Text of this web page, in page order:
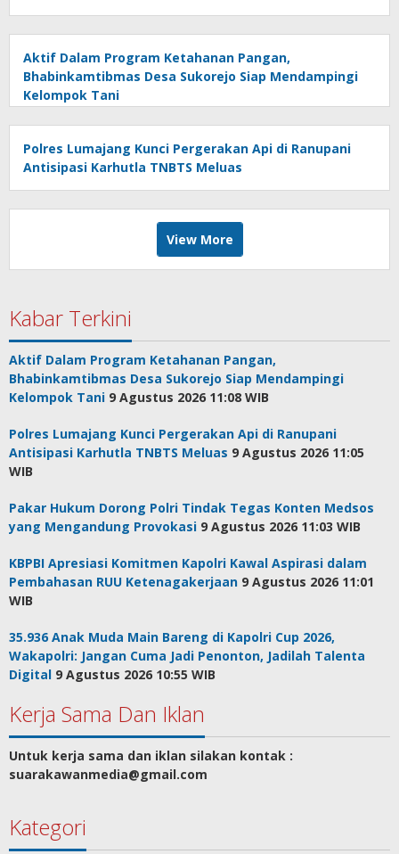
Aktif Dalam Program Ketahanan Pangan,
Bhabinkamtibmas Desa Sukorejo Siap Mendampingi
Kelompok Tani
Polres Lumajang Kunci Pergerakan Api di Ranupani
Antisipasi Karhutla TNBTS Meluas
View More
Kabar Terkini
Aktif Dalam Program Ketahanan Pangan,
Bhabinkamtibmas Desa Sukorejo Siap Mendampingi
Kelompok Tani 9 Agustus 2026 11:08 WIB
Polres Lumajang Kunci Pergerakan Api di Ranupani
Antisipasi Karhutla TNBTS Meluas 9 Agustus 2026 11:05
WIB
Pakar Hukum Dorong Polri Tindak Tegas Konten Medsos
yang Mengandung Provokasi 9 Agustus 2026 11:03 WIB
KBPBI Apresiasi Komitmen Kapolri Kawal Aspirasi dalam
Pembahasan RUU Ketenagakerjaan 9 Agustus 2026 11:01
WIB
35.936 Anak Muda Main Bareng di Kapolri Cup 2026,
Wakapolri: Jangan Cuma Jadi Penonton, Jadilah Talenta
Digital 9 Agustus 2026 10:55 WIB
Kerja Sama Dan Iklan
Untuk kerja sama dan iklan silakan kontak :
suarakawanmedia@gmail.com
Kategori